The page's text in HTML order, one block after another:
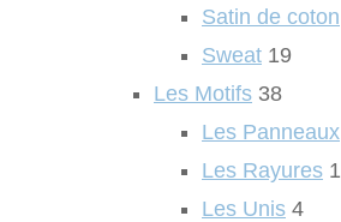
Satin de coton
Sweat 19
Les Motifs 38
Les Panneaux
Les Rayures 1
Les Unis 4